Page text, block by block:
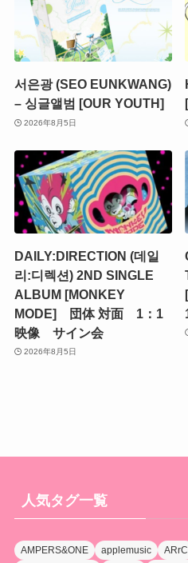
서은광 (SEO EUNKWANG)
– 싱글앨범 [OUR YOUTH]
2026年8月5日
DAILY:DIRECTION (데일
리:디렉션) 2ND SINGLE
ALBUM [MONKEY
MODE] 団体 対面 1：1
映像 サイン会
2026年8月5日
人気タグ一覧
AMPERS&ONE applemusic ARrC